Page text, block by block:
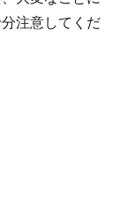
注意してくだ